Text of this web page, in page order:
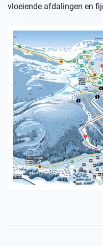
vloeiende afdalingen en